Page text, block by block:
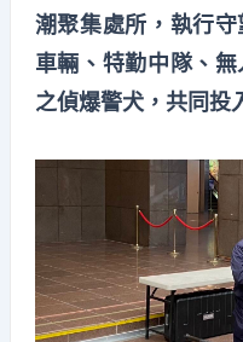
潮聚集處所，執行
車輛、特勤中隊、
之偵爆警犬，共同投